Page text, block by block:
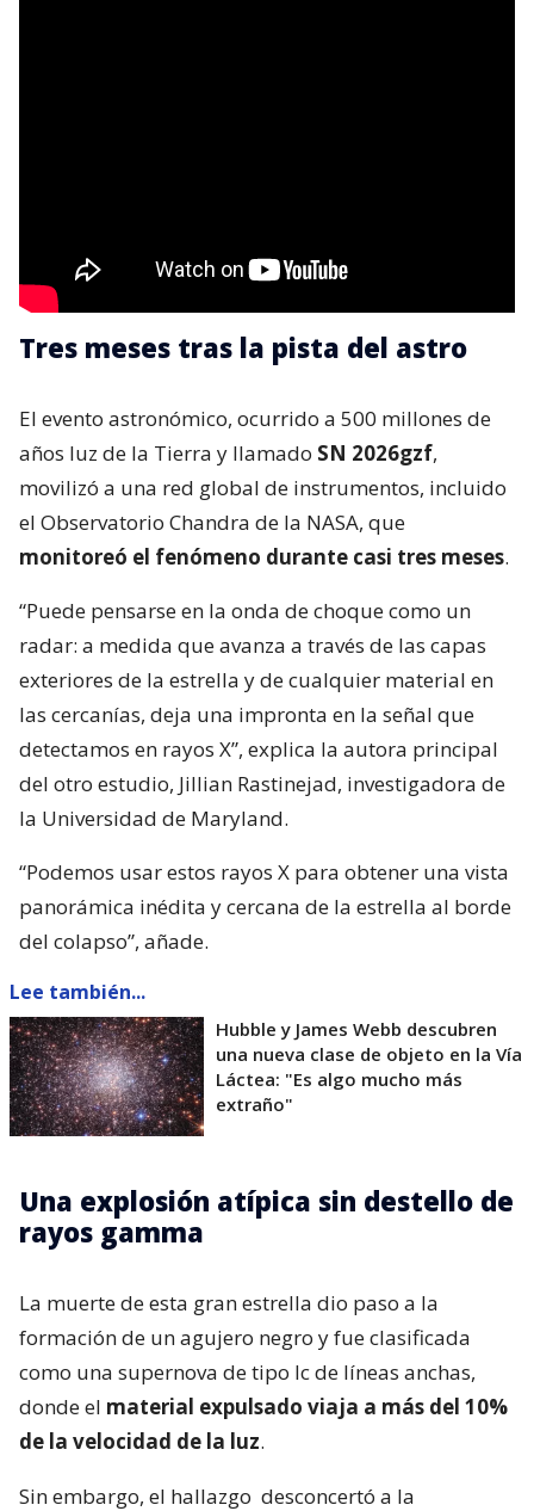
Tres meses tras la pista del astro
El evento astronómico, ocurrido a 500 millones de
años luz de la Tierra y llamado SN 2026gzf,
movilizó a una red global de instrumentos, incluido
el Observatorio Chandra de la NASA, que
monitoreó el fenómeno durante casi tres meses.
“Puede pensarse en la onda de choque como un
radar: a medida que avanza a través de las capas
exteriores de la estrella y de cualquier material en
las cercanías, deja una impronta en la señal que
detectamos en rayos X”, explica la autora principal
del otro estudio, Jillian Rastinejad, investigadora de
la Universidad de Maryland.
“Podemos usar estos rayos X para obtener una vista
panorámica inédita y cercana de la estrella al borde
del colapso”, añade.
Lee también...
Hubble y James Webb descubren
una nueva clase de objeto en la Vía
Láctea: "Es algo mucho más
extraño"
Una explosión atípica sin destello de
rayos gamma
La muerte de esta gran estrella dio paso a la
formación de un agujero negro y fue clasificada
como una supernova de tipo Ic de líneas anchas,
donde el material expulsado viaja a más del 10%
de la velocidad de la luz.
Sin embargo, el hallazgo desconcertó a la